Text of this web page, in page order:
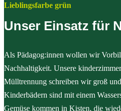
Lieblingsfarbe grün
Unser Einsatz für
Als Pädagog:innen wollen wir
Nachhaltigkeit. Unsere
Mülltrennung schreiben wir groß
Kinderbädern sind mit einem
Gemüse kommen in Kisten, die